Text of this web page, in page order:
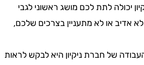
יכולה לתת לכם מושג ראשוני לגבי
אדיב או לא מתעניין בצרכים שלכם,
של חברת ניקיון היא לבקש לראות